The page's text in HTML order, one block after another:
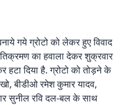
गये ग्रोटो को लेकर हुए विवाद
का हवाला देकर शुक्रवार
हटा दिया है. ग्रोटो को तोड़ने के
बीडीओ रमेश कुमार यादव,
सुनील रवि दल-बल के साथ